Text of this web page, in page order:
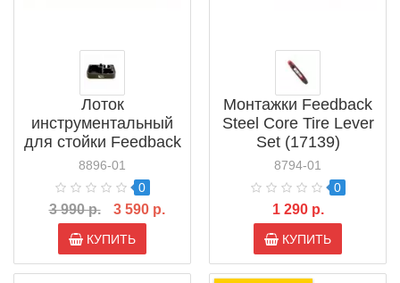
Лоток
инструментальный
для стойки Feedback
TT-15B Tool Tray
(15659)
8896-01
0
3 990 р. 3 590 р.
КУПИТЬ
Монтажки Feedback
Steel Core Tire Lever
Set (17139)
8794-01
0
1 290 р.
КУПИТЬ